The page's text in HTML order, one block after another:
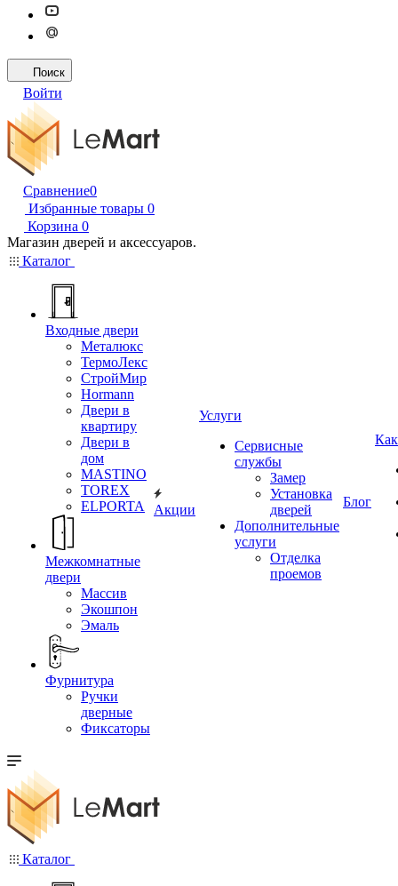
Поиск
Войти
Сравнение0
Избранные товары 0
Корзина 0
Магазин дверей и аксессуаров.
Каталог
Входные двери
Металюкс
ТермоЛекс
СтройМир
Hormann
Двери в
квартиру
Двери в
дом
MASTINO
TOREX
ELPORTA
Межкомнатные
двери
Массив
Экошпон
Эмаль
Фурнитура
Ручки
дверные
Фиксаторы
Акции
Услуги
Сервисные
службы
Замер
Установка
дверей
Дополнительные
услуги
Отделка
проемов
Блог
Каталог